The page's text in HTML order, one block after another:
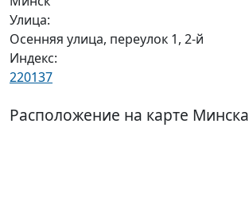
Улица:
Осенняя улица, переулок 1, 2-й
Индекс:
220137
Расположение на карте Минска